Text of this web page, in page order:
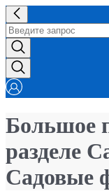
Большое
разделе
Садовые